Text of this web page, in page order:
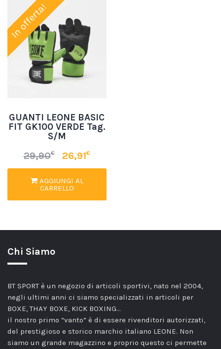
In offerta!
GUANTI LEONE BASIC
FIT GK100 VERDE Tag.
S/M
29,90€ 26,91€
AGGIUNGI AL
CARRELLO
Chi Siamo
BT SPORT è un negozio di articoli sportivi, nato nel 2004,
negli ultimi anni ci siamo specializzati in articoli per
BOXE, THAY BOXE, KICK BOXING…
il nostro primo “vanto” è di essere rivenditori autorizzati,
del prestigioso e storico marchio italiano LEONE. Non
siamo un grande magazzino e proprio questo ci permette